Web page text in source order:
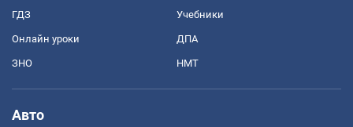
ГДЗ Учебники
Онлайн уроки ДПА
ЗНО НМТ
Авто